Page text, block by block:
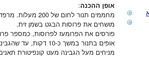
אופן ההכנה:
מחממים תנור לחום של 200 מעלות. מרפדים את תבנית התנור בנייר אפייה, ומסדרים עליו את פרוסות הבגט.
מושחים את פרוסות הבגט בשמן זית.
פורסים את הפרומעז לפרוסות, כמספר
אופים בתנור במשך כ-10 דקות, עד שהגבינה נמסה מעט ומזהיבה.
מניחים מעל הגבינה מעט קונפיטורת